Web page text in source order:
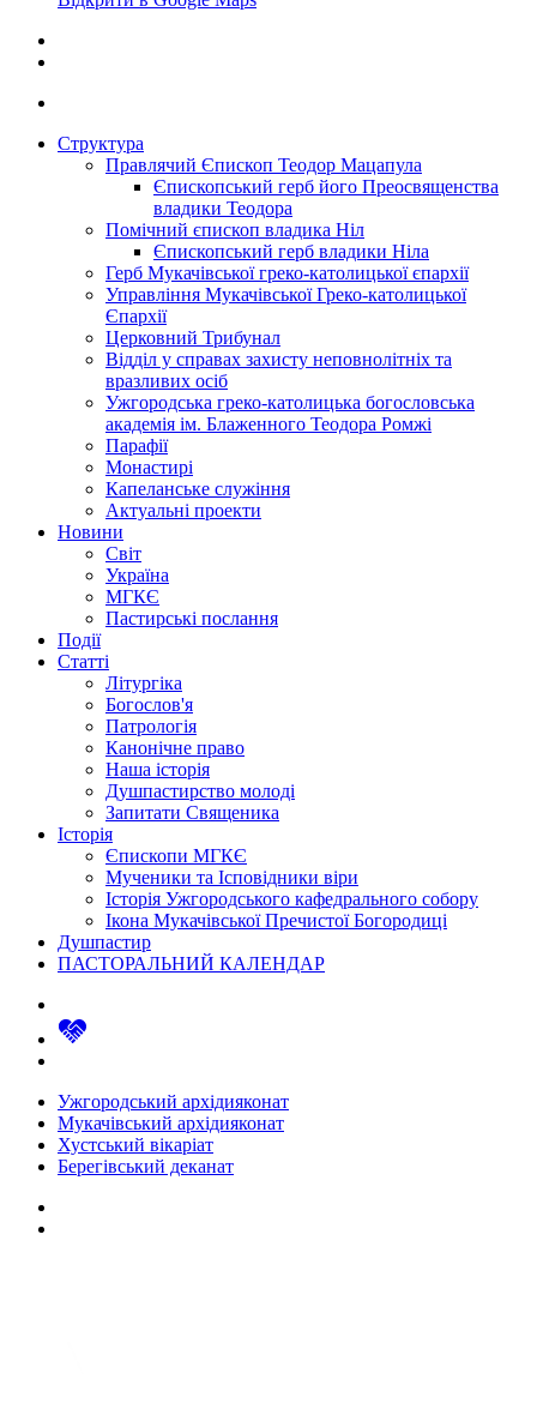
Структура
Правлячий Єпископ Теодор Мацапула
Єпископський герб його Преосвященства
владики Теодора
Помічний єпископ владика Ніл
Єпископський герб владики Ніла
Герб Мукачівської греко-католицької єпархії
Управління Мукачівської Греко-католицької
Єпархії
Церковний Трибунал
Відділ у справах захисту неповнолітніх та
вразливих осіб
Ужгородська греко-католицька богословська
академія ім. Блаженного Теодора Ромжі
Парафії
Монастирі
Капеланське служіння
Актуальні проекти
Новини
Світ
Україна
МГКЄ
Пастирські послання
Події
Статті
Літургіка
Богослов'я
Патрологія
Канонічне право
Наша історія
Душпастирство молоді
Запитати Священика
Історія
Єпископи МГКЄ
Мученики та Ісповідники віри
Історія Ужгородського кафедрального собору
Ікона Мукачівської Пречистої Богородиці
Душпастир
ПАСТОРАЛЬНИЙ КАЛЕНДАР
Ужгородський архідияконат
Мукачівський архідияконат
Хустський вікаріат
Берегівський деканат